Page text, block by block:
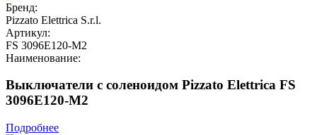
Бренд:
Pizzato Elettrica S.r.l.
Артикул:
FS 3096E120-M2
Наименование:
Выключатели с соленоидом Pizzato Elettrica FS
3096E120-M2
Подробнее